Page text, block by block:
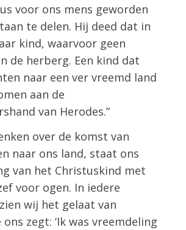
voor ons mens geworden
te delen. Hij deed dat in
kind, waarvoor geen
de herberg. Een kind dat
naar een ver vreemd land
aan de
van Herodes.”
over de komst van
naar ons land, staat ons
van het Christuskind met
voor ogen. In iedere
wij het gelaat van
zegt: ‘Ik was vreemdeling